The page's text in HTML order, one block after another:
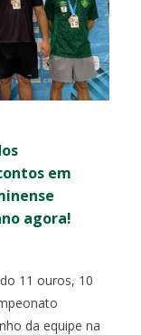
em
agora!
11 ouros, 10
da equipe na